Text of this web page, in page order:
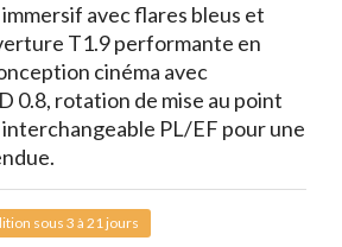
avec flares bleus et
T1.9 performante en
cinéma avec
0.8, rotation de mise au point
PL/EF pour une
sous 3 à 21 jours